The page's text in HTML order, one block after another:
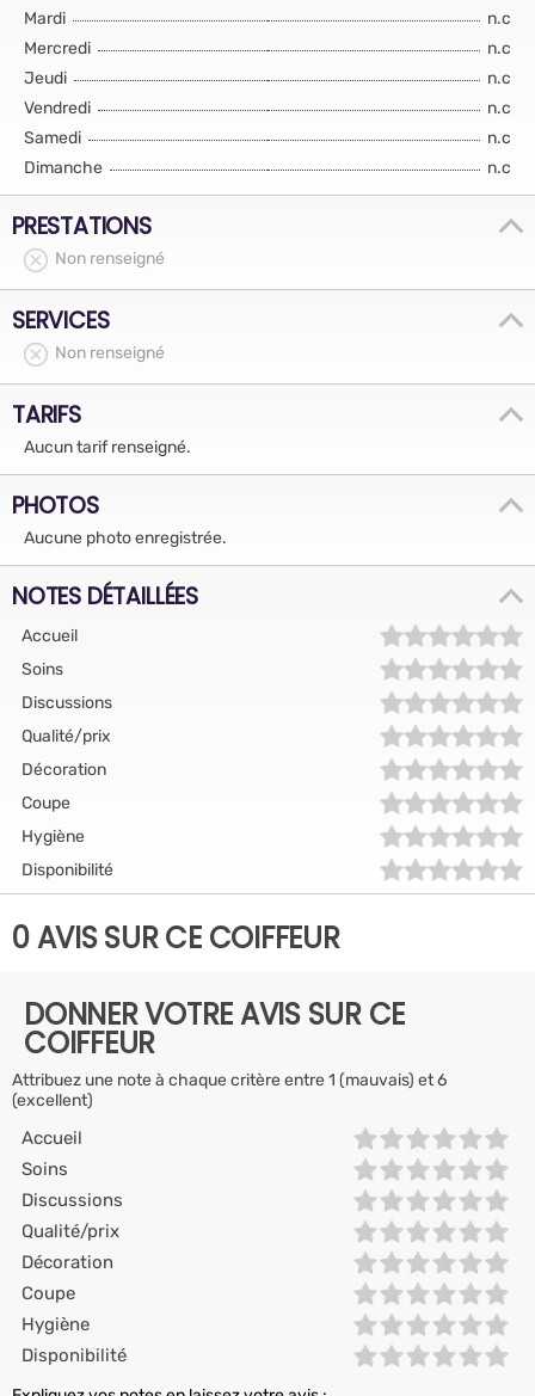
Mardi
n.c
Mercredi
n.c
Jeudi
n.c
Vendredi
n.c
Samedi
n.c
Dimanche
n.c
PRESTATIONS
Non renseigné
SERVICES
Non renseigné
TARIFS
Aucun tarif renseigné.
PHOTOS
Aucune photo enregistrée.
NOTES DÉTAILLÉES
Accueil
Soins
Discussions
Qualité/prix
Décoration
Coupe
Hygiène
Disponibilité
0 AVIS SUR CE COIFFEUR
DONNER VOTRE AVIS SUR CE
COIFFEUR
Attribuez une note à chaque critère entre 1 (mauvais) et 6
(excellent)
Accueil
Soins
Discussions
Qualité/prix
Décoration
Coupe
Hygiène
Disponibilité